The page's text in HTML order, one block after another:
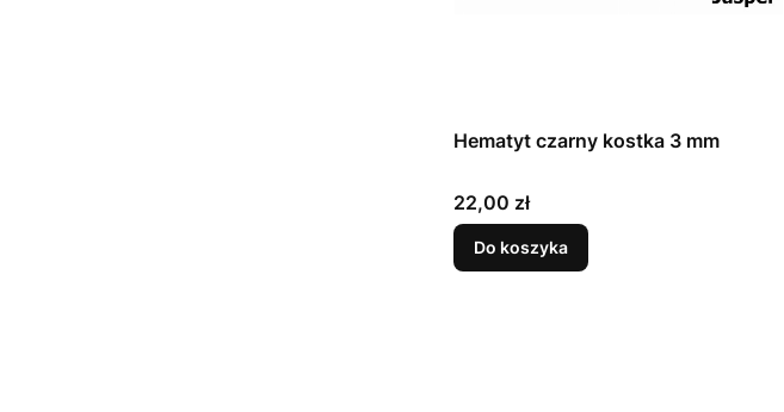
Hematyt czarny kostka 3 mm
Cena
22,00 zł
Do koszyka